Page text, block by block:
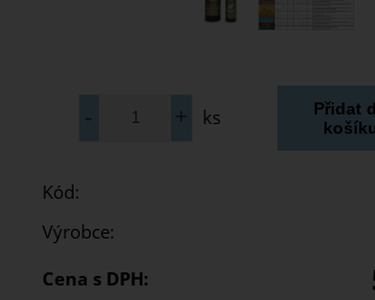
ks
Kód:
Výrobce:
Cena s DPH: